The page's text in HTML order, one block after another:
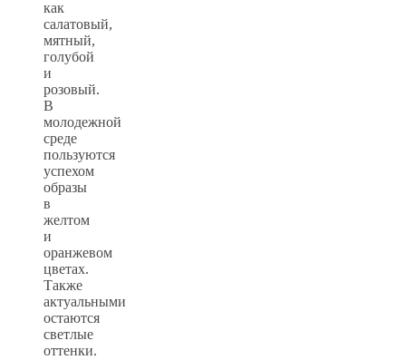
как
салатовый,
мятный,
голубой
и
розовый.
В
молодежной
среде
пользуются
успехом
образы
в
желтом
и
оранжевом
цветах.
Также
актуальными
остаются
светлые
оттенки.